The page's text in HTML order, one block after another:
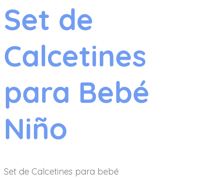
Set de
Calcetines
para Bebé
Niño
Set de Calcetines para bebé